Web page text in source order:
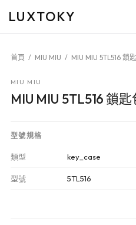
LUXTOKY
首頁 / MIU MIU / MIU MIU 5TL516 鎖
MIU MIU
MIU MIU 5TL516 鎖匙
型號規格
類型 key_case
型號 5TL516